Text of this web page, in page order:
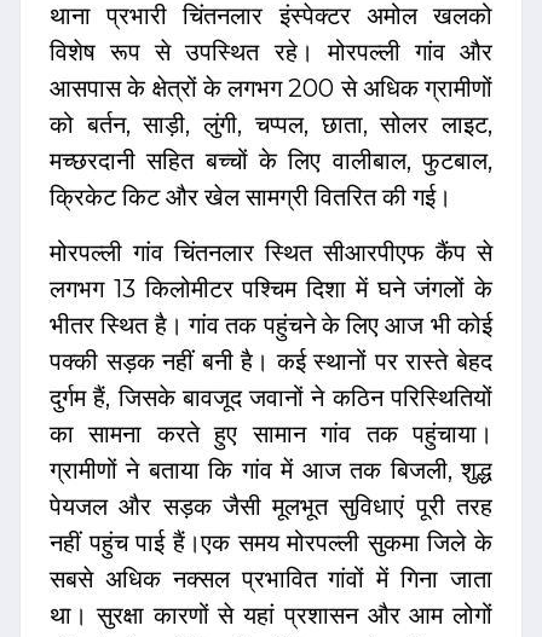
थाना प्रभारी चिंतनलार इंस्पेक्टर अमोल खलको
विशेष रूप से उपस्थित रहे। मोरपल्ली गांव और
आसपास के क्षेत्रों के लगभग 200 से अधिक ग्रामीणों
को बर्तन, साड़ी, लुंगी, चप्पल, छाता, सोलर लाइट,
मच्छरदानी सहित बच्चों के लिए वालीबाल, फुटबाल,
क्रिकेट किट और खेल सामग्री वितरित की गई।
मोरपल्ली गांव चिंतनलार स्थित सीआरपीएफ कैंप से
लगभग 13 किलोमीटर पश्चिम दिशा में घने जंगलों के
भीतर स्थित है। गांव तक पहुंचने के लिए आज भी कोई
पक्की सड़क नहीं बनी है। कई स्थानों पर रास्ते बेहद
दुर्गम हैं, जिसके बावजूद जवानों ने कठिन परिस्थितियों
का सामना करते हुए सामान गांव तक पहुंचाया।
ग्रामीणों ने बताया कि गांव में आज तक बिजली, शुद्ध
पेयजल और सड़क जैसी मूलभूत सुविधाएं पूरी तरह
नहीं पहुंच पाई हैं।एक समय मोरपल्ली सुकमा जिले के
सबसे अधिक नक्सल प्रभावित गांवों में गिना जाता
था। सुरक्षा कारणों से यहां प्रशासन और आम लोगों